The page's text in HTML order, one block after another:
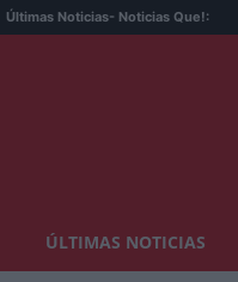
Últimas Noticias- Noticias Que!:
ÚLTIMAS NOTICIAS